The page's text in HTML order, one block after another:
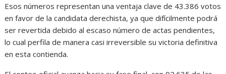
Esos números representan una ventaja clave de 43.386 votos
en favor de la candidata derechista, ya que difícilmente podrá
ser revertida debido al escaso número de actas pendientes,
lo cual perfila de manera casi irreversible su victoria definitiva
en esta contienda.